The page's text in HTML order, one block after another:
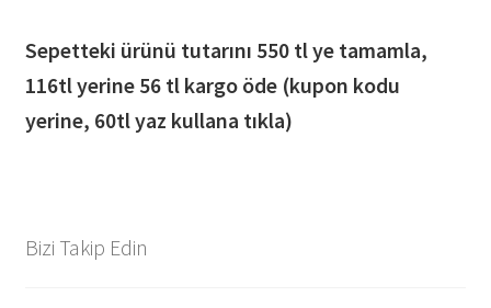
Sepetteki ürünü tutarını 550 tl ye tamamla,
116tl yerine 56 tl kargo öde (kupon kodu
yerine, 60tl yaz kullana tıkla)
Bizi Takip Edin